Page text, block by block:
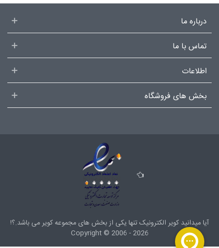
درباره ما
تماس با ما
اطلاعات
بخش های فروشگاه
آیا میدانید کویر الکترونیک تنها یکی از بخش هایمجموعه کویرمی باشد.؟!
Copyright © 2006 - 2026